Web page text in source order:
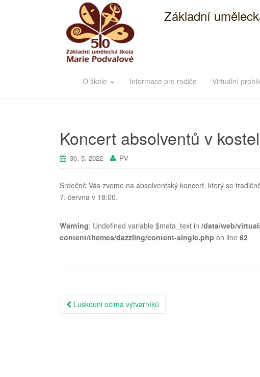
Základní
O škole Informace pro rodiče Virtuální
Koncert absolventů v
30. 5. 2022 PV
Srdečně Vás zveme na absolventský koncert, který se
7. června v 18:00.
Warning: Undefined variable $meta_text in /data/web/
content/themes/dazzling/content-single.php on line 62
Post
Luskouni očima výtvarníků